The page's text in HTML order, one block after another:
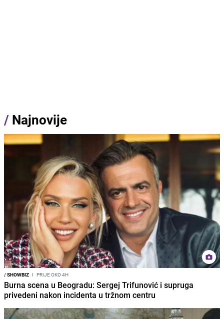
/ Najnovije
/SHOWBIZ I PRIJE OKO 4H
Burna scena u Beogradu: Sergej Trifunović i supruga
privedeni nakon incidenta u tržnom centru